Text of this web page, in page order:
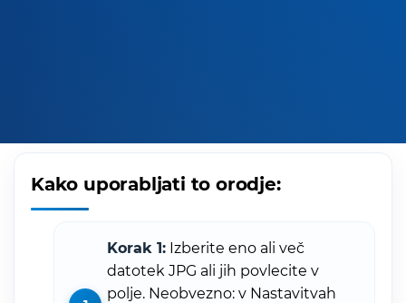
Kako uporabljati to orodje:
Korak 1: Izberite eno ali več
datotek JPG ali jih povlecite v
polje. Neobvezno: v Nastavitvah